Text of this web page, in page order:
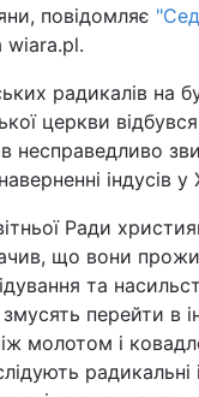
Політика
Наука
Лайт
Інциденти
Туризм
Погода
Регіони
повідомляє
wiara.pl.
радикалів на
церкви
несправедливо
індусів
Ради
що вони
та
перейти в
молотом і
радикальні